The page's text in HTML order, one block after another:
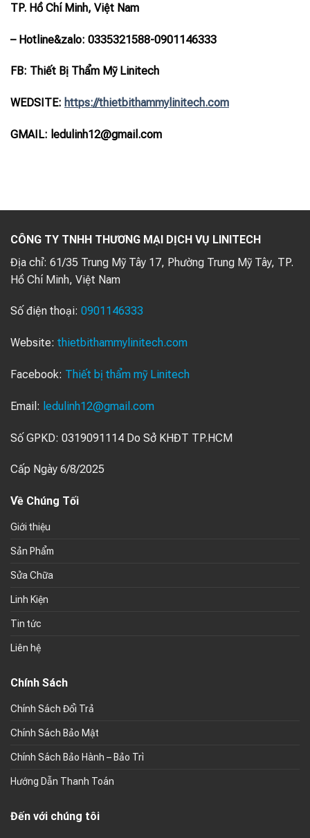
TP. Hồ Chí Minh, Việt Nam
– Hotline&zalo: 0335321588-0901146333
FB: Thiết Bị Thẩm Mỹ Linitech
WEDSITE: https://thietbithammylinitech.com
GMAIL: ledulinh12@gmail.com
CÔNG TY TNHH THƯƠNG MẠI DỊCH VỤ LINITECH
Địa chỉ: 61/35 Trung Mỹ Tây 17, Phường Trung Mỹ Tây, TP.
Hồ Chí Minh, Việt Nam
Số điện thoại: 0901146333
Website: thietbithammylinitech.com
Facebook: Thiết bị thẩm mỹ Linitech
Email: ledulinh12@gmail.com
Số GPKD: 0319091114 Do Sở KHĐT TP.HCM
Cấp Ngày 6/8/2025
Về Chúng Tối
Giới thiệu
Sản Phẩm
Sửa Chữa
Linh Kiện
Tin tức
Liên hệ
Chính Sách
Chính Sách Đổi Trả
Chính Sách Bảo Mật
Chính Sách Bảo Hành – Bảo Trì
Hướng Dẫn Thanh Toán
Đến với chúng tôi